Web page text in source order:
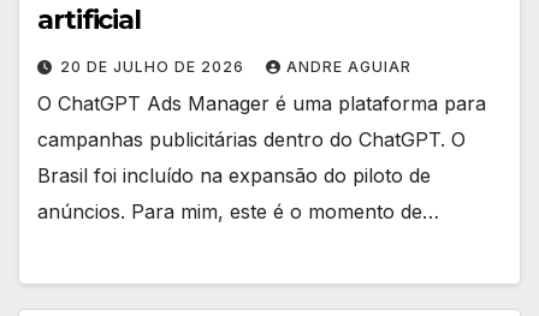
artificial
20 DE JULHO DE 2026 ANDRE AGUIAR
O ChatGPT Ads Manager é uma plataforma para
campanhas publicitárias dentro do ChatGPT. O
Brasil foi incluído na expansão do piloto de
anúncios. Para mim, este é o momento de…